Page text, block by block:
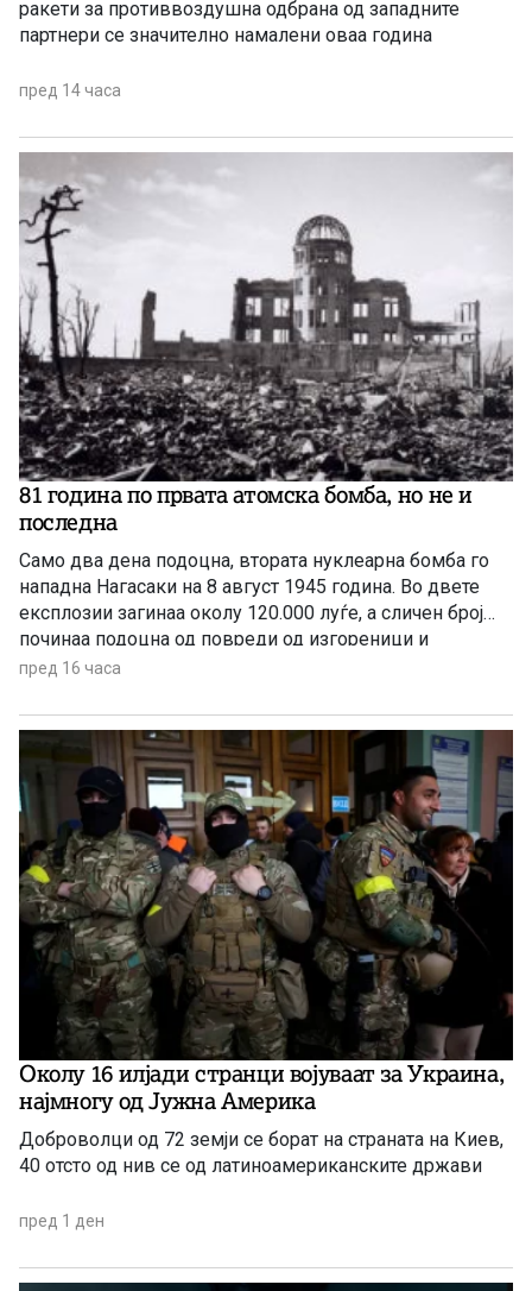
ракети за противвоздушна одбрана од западните
партнери се значително намалени оваа година
пред 14 часа
81 година по првата атомска бомба, но не и
последна
Само два дена подоцна, втората нуклеарна бомба го
нападна Нагасаки на 8 август 1945 година. Во двете
експлозии загинаа околу 120.000 луѓе, а сличен број
починаа подоцна од повреди од изгореници и
радијација, а зад себе оставија 650.000 преживеани
пред 16 часа
Околу 16 илјади странци војуваат за Украина,
најмногу од Јужна Америка
Доброволци од 72 земји се борат на страната на Киев,
40 отсто од нив се од латиноамериканските држави
пред 1 ден